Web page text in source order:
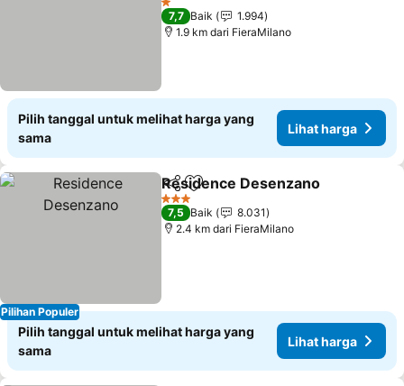
1 Bintang
7,7 Baik
1.994
1.9 km dari FieraMilano
Pilih tanggal untuk melihat harga yang
sama
Lihat harga
Pilihan Populer
BagikanTambahkan ke favorit
Residence Desenzano
3 Bintang
7,5 Baik
8.031
2.4 km dari FieraMilano
Pilih tanggal untuk melihat harga yang
sama
Lihat harga